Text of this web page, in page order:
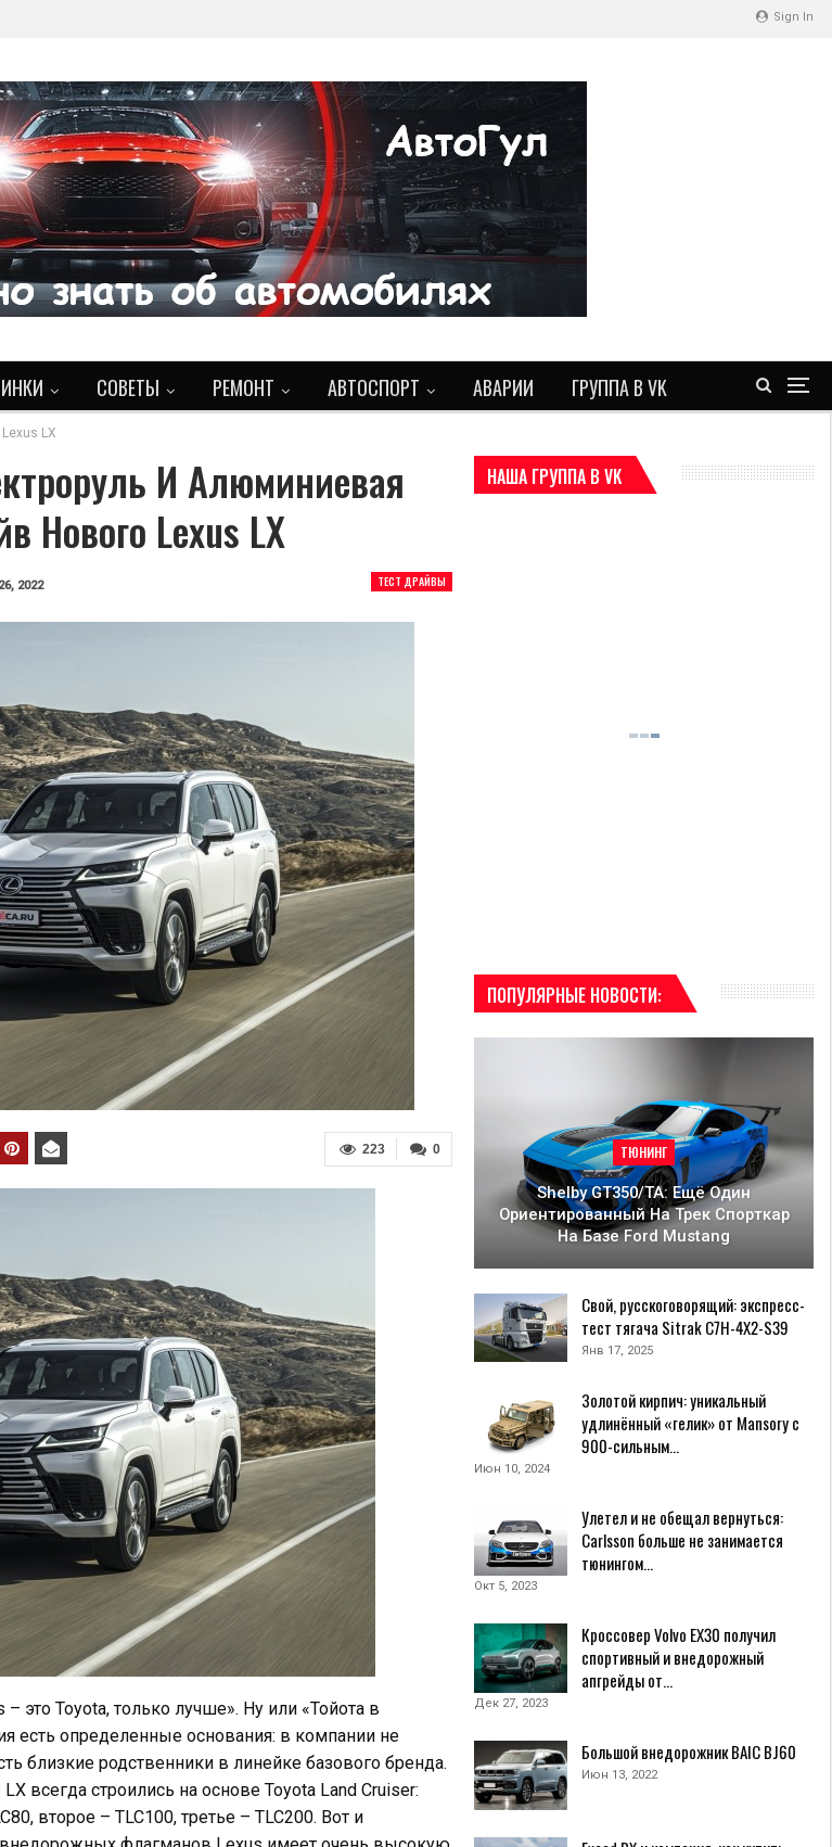
Sign In
СОВЕТЫ РЕМОНТ АВТОСПОРТ АВАРИИ ГРУППА В VK
LX
И Алюминиевая
Нового Lexus LX
ТЕСТ ДРАЙВЫ
2022
0
223
– это Toyota, только лучше». Ну или «Тойота в
есть определенные основания: в компании не
близкие родственники в линейке базового бренда.
всегда строились на основе Toyota Land Cruiser:
второе – TLC100, третье – TLC200. Вот и
НАША ГРУППА В VK
ПОПУЛЯРНЫЕ НОВОСТИ:
ТЮНИНГ
Shelby GT350/TA: Ещё Один
Ориентированный На Трек Спорткар
На Базе Ford Mustang
Свой, русскоговорящий: экспресс-
тест тягача Sitrak C7H-4X2-S39
Янв 17, 2025
Золотой кирпич: уникальный
удлинённый «гелик» от Mansory с
900-сильным…
Июн 10, 2024
Улетел и не обещал вернуться:
Carlsson больше не занимается
тюнингом…
Окт 5, 2023
Кроссовер Volvo EX30 получил
спортивный и внедорожный
апгрейды от…
Дек 27, 2023
Большой внедорожник BAIC BJ60
Июн 13, 2022